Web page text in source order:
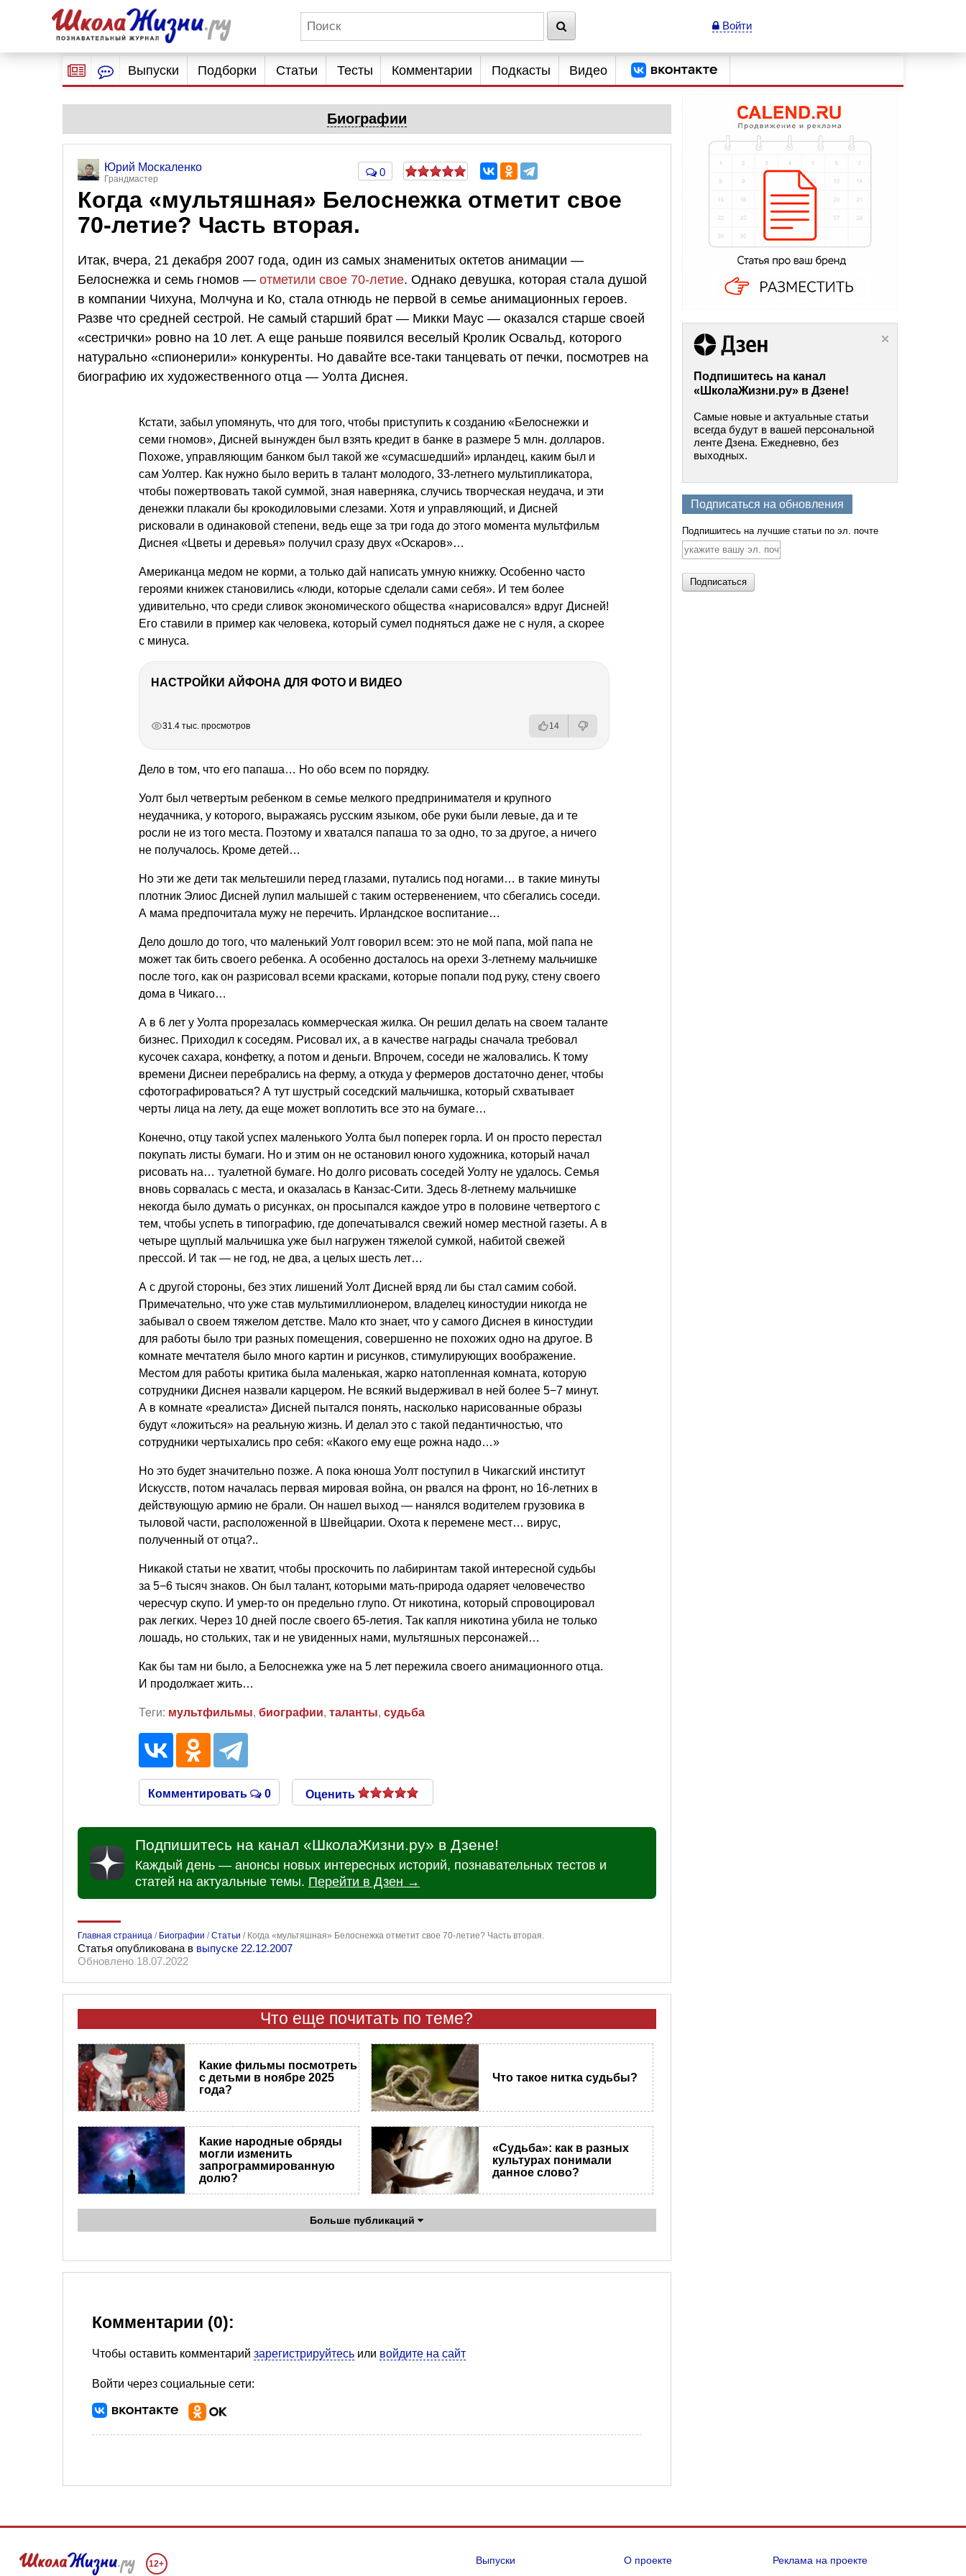
Войти
Выпуски Подборки Статьи Тесты Комментарии Подкасты Видео
Биографии
Юрий Москаленко
Грандмастер
0
Когда «мультяшная» Белоснежка отметит свое
70-летие? Часть вторая.
Итак, вчера, 21 декабря 2007 года, один из самых знаменитых октетов анимации —
Белоснежка и семь гномов — отметили свое 70-летие. Однако девушка, которая стала душой
в компании Чихуна, Молчуна и Ко, стала отнюдь не первой в семье анимационных героев.
Разве что средней сестрой. Не самый старший брат — Микки Маус — оказался старше своей
«сестрички» ровно на 10 лет. А еще раньше появился веселый Кролик Освальд, которого
натурально «спионерили» конкуренты. Но давайте все-таки танцевать от печки, посмотрев на
биографию их художественного отца — Уолта Диснея.
Кстати, забыл упомянуть, что для того, чтобы приступить к созданию «Белоснежки и
семи гномов», Дисней вынужден был взять кредит в банке в размере 5 млн. долларов.
Похоже, управляющим банком был такой же «сумасшедший» ирландец, каким был и
сам Уолтер. Как нужно было верить в талант молодого, 33-летнего мультипликатора,
чтобы пожертвовать такой суммой, зная наверняка, случись творческая неудача, и эти
денежки плакали бы крокодиловыми слезами. Хотя и управляющий, и Дисней
рисковали в одинаковой степени, ведь еще за три года до этого момента мультфильм
Диснея «Цветы и деревья» получил сразу двух «Оскаров»…
Американца медом не корми, а только дай написать умную книжку. Особенно часто
героями книжек становились «люди, которые сделали сами себя». И тем более
удивительно, что среди сливок экономического общества «нарисовался» вдруг Дисней!
Его ставили в пример как человека, который сумел подняться даже не с нуля, а скорее
с минуса.
НАСТРОЙКИ АЙФОНА ДЛЯ ФОТО И ВИДЕО
31.4 тыс. просмотров 14
Дело в том, что его папаша… Но обо всем по порядку.
Уолт был четвертым ребенком в семье мелкого предпринимателя и крупного
неудачника, у которого, выражаясь русским языком, обе руки были левые, да и те
росли не из того места. Поэтому и хватался папаша то за одно, то за другое, а ничего
не получалось. Кроме детей…
Но эти же дети так мельтешили перед глазами, путались под ногами… в такие минуты
плотник Элиос Дисней лупил малышей с таким остервенением, что сбегались соседи.
А мама предпочитала мужу не перечить. Ирландское воспитание…
Дело дошло до того, что маленький Уолт говорил всем: это не мой папа, мой папа не
может так бить своего ребенка. А особенно досталось на орехи 3-летнему мальчишке
после того, как он разрисовал всеми красками, которые попали под руку, стену своего
дома в Чикаго…
А в 6 лет у Уолта прорезалась коммерческая жилка. Он решил делать на своем таланте
бизнес. Приходил к соседям. Рисовал их, а в качестве награды сначала требовал
кусочек сахара, конфетку, а потом и деньги. Впрочем, соседи не жаловались. К тому
времени Диснеи перебрались на ферму, а откуда у фермеров достаточно денег, чтобы
сфотографироваться? А тут шустрый соседский мальчишка, который схватывает
черты лица на лету, да еще может воплотить все это на бумаге…
Конечно, отцу такой успех маленького Уолта был поперек горла. И он просто перестал
покупать листы бумаги. Но и этим он не остановил юного художника, который начал
рисовать на… туалетной бумаге. Но долго рисовать соседей Уолту не удалось. Семья
вновь сорвалась с места, и оказалась в Канзас-Сити. Здесь 8-летнему мальчишке
некогда было думать о рисунках, он просыпался каждое утро в половине четвертого с
тем, чтобы успеть в типографию, где допечатывался свежий номер местной газеты. А в
четыре щуплый мальчишка уже был нагружен тяжелой сумкой, набитой свежей
прессой. И так — не год, не два, а целых шесть лет…
А с другой стороны, без этих лишений Уолт Дисней вряд ли бы стал самим собой.
Примечательно, что уже став мультимиллионером, владелец киностудии никогда не
забывал о своем тяжелом детстве. Мало кто знает, что у самого Диснея в киностудии
для работы было три разных помещения, совершенно не похожих одно на другое. В
комнате мечтателя было много картин и рисунков, стимулирующих воображение.
Местом для работы критика была маленькая, жарко натопленная комната, которую
сотрудники Диснея назвали карцером. Не всякий выдерживал в ней более 5−7 минут.
А в комнате «реалиста» Дисней пытался понять, насколько нарисованные образы
будут «ложиться» на реальную жизнь. И делал это с такой педантичностью, что
сотрудники чертыхались про себя: «Какого ему еще рожна надо…»
Но это будет значительно позже. А пока юноша Уолт поступил в Чикагский институт
Искусств, потом началась первая мировая война, он рвался на фронт, но 16-летних в
действующую армию не брали. Он нашел выход — нанялся водителем грузовика в
тыловой части, расположенной в Швейцарии. Охота к перемене мест… вирус,
полученный от отца?..
Никакой статьи не хватит, чтобы проскочить по лабиринтам такой интересной судьбы
за 5−6 тысяч знаков. Он был талант, которыми мать-природа одаряет человечество
чересчур скупо. И умер-то он предельно глупо. От никотина, который спровоцировал
рак легких. Через 10 дней после своего 65-летия. Так капля никотина убила не только
лошадь, но стольких, так и не увиденных нами, мультяшных персонажей…
Как бы там ни было, а Белоснежка уже на 5 лет пережила своего анимационного отца.
И продолжает жить…
Теги: мультфильмы, биографии, таланты, судьба
Комментировать 0 Оценить
Подпишитесь на канал «ШколаЖизни.ру» в Дзене!
Каждый день — анонсы новых интересных историй, познавательных тестов и
статей на актуальные темы. Перейти в Дзен →
Главная страница / Биографии /Статьи / Когда «мультяшная» Белоснежка отметит свое 70-летие? Часть вторая.
Статья опубликована в выпуске 22.12.2007
Обновлено 18.07.2022
Что еще почитать по теме?
Какие фильмы посмотреть
с детьми в ноябре 2025
года?
Что такое нитка судьбы?
Какие народные обряды
могли изменить
запрограммированную
долю?
«Судьба»: как в разных
культурах понимали
данное слово?
Больше публикаций
Комментарии (0):
Чтобы оставить комментарий зарегистрируйтесь или войдите на сайт
Войти через социальные сети:
Подпишитесь на канал
«ШколаЖизни.ру» в Дзене!
Самые новые и актуальные статьи
всегда будут в вашей персональной
ленте Дзена. Ежедневно, без
выходных.
Подписаться на обновления
Подпишитесь на лучшие статьи по эл. почте
12+ Выпуски О проекте Реклама на проекте